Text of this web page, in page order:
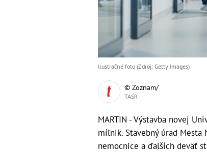
Ilustračné foto (Zdroj: Getty Images)
© Zoznam/
TASR
MARTIN - Výstavba novej
míľnik. Stavebný úrad
nemocnice a ďalších deväť